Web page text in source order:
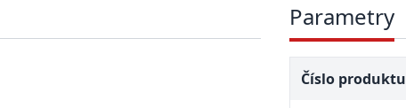
Parametry
Číslo produktu